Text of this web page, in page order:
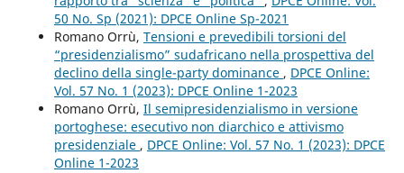
50 No. Sp (2021): DPCE Online Sp-2021
Romano Orrù, Tensioni e prevedibili torsioni del
“presidenzialismo” sudafricano nella prospettiva del
declino della single-party dominance , DPCE Online:
Vol. 57 No. 1 (2023): DPCE Online 1-2023
Romano Orrù, Il semipresidenzialismo in versione
portoghese: esecutivo non diarchico e attivismo
presidenziale , DPCE Online: Vol. 57 No. 1 (2023): DPCE
Online 1-2023